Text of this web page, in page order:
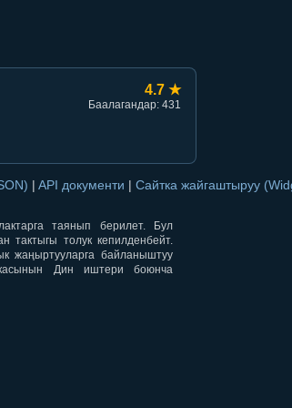
4.7 ★
Баалагандар: 431
| API документи | Сайтка жайгаштыруу
таянып берилет. Бул
тактыгы толук кепилденбейт.
жаңыртууларга байланыштуу
Дин иштери боюнча